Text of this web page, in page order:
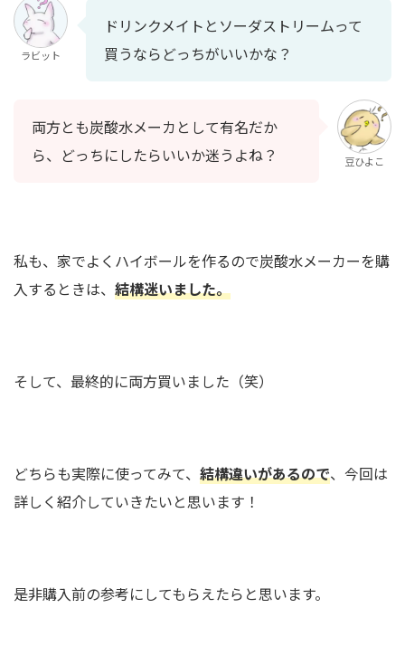
ラビット
ドリンクメイトとソーダストリームって
買うならどっちがいいかな？
両方とも炭酸水メーカとして有名だか
ら、どっちにしたらいいか迷うよね？
豆ひよこ
私も、家でよくハイボールを作るので炭酸水メーカーを購
入するときは、 結構迷いました。
そして、最終的に両方買いました（笑）
どちらも実際に使ってみて、 結構違いがあるので、今回は
詳しく紹介していきたいと思います！
是非購入前の参考にしてもらえたらと思います。